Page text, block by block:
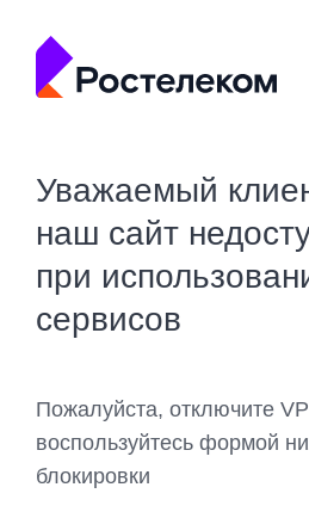
Уважаемый
наш сайт
при
сервисов
Пожалуйста, отключите
воспользуйтесь формой
блокировки